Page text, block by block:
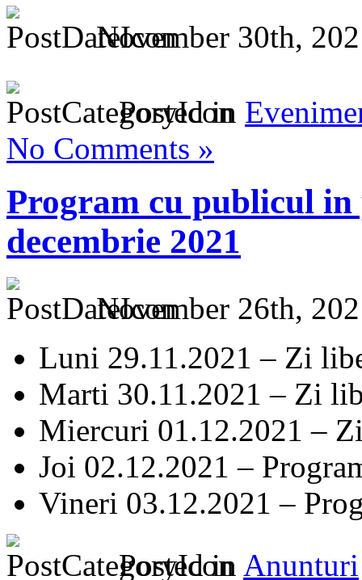
November 30th,
Posted in
No Comments »
Program cu publicul in
decembrie 2021
November 26th,
Luni 29.11.2021 – Zi
Marti 30.11.2021 – Zi
Miercuri 01.12.2021 –
Joi 02.12.2021 –
Vineri 03.12.2021 –
Posted in Anunturi